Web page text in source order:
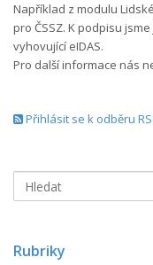
Například z modulu
pro ČSSZ. K podpisu
vyhovující eIDAS.
Pro další informace nás
Přihlásit se k odběru
Rubriky